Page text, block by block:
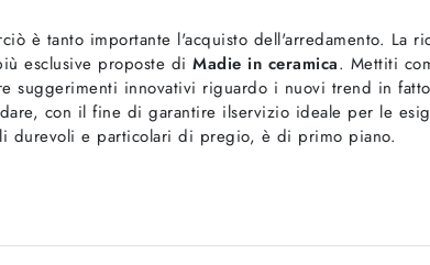
è tanto importante l'acquisto dell'arredamento. La
esclusive proposte di Madie in ceramica. Mettiti
suggerimenti innovativi riguardo i nuovi trend in
con il fine di garantire ilservizio ideale per le
durevoli e particolari di pregio, è di primo piano.